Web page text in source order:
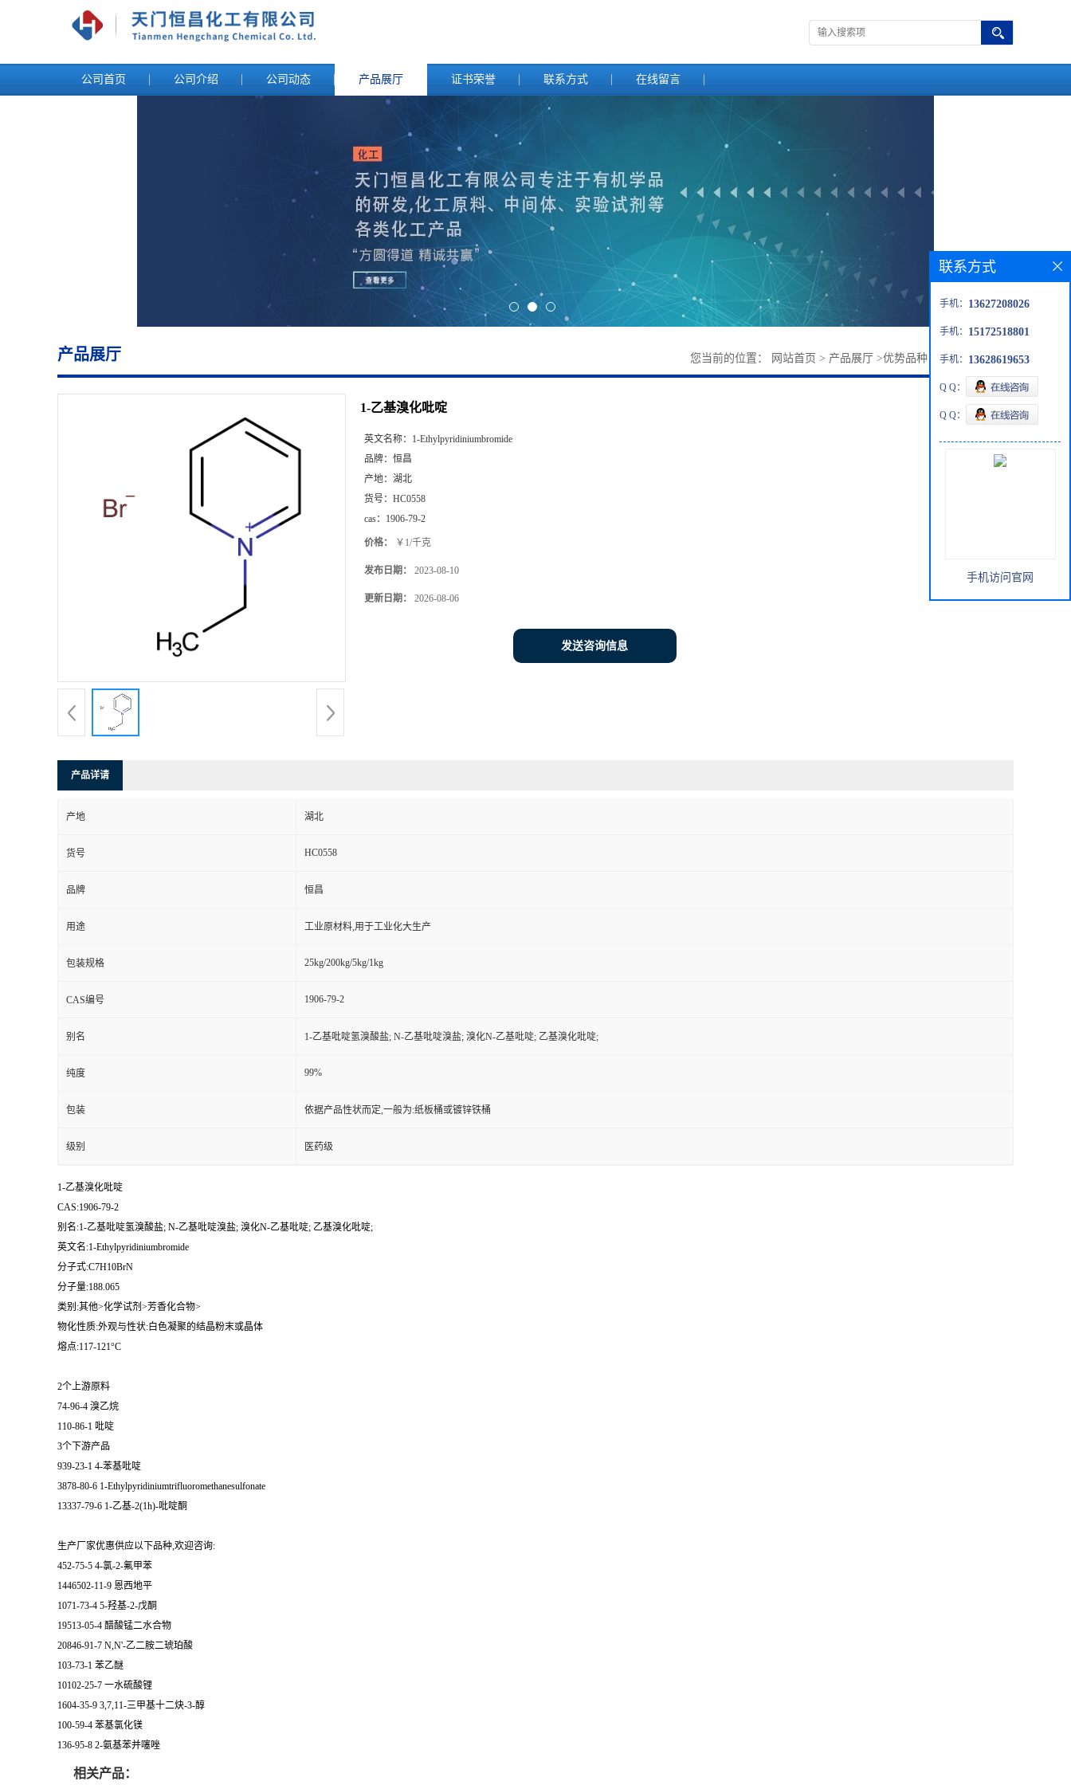
公司首页 公司介绍 公司动态 产品展厅 证书荣誉 联系方式 在线留言
产品展厅 您当前的位置： 网站首页 > 产品展厅 >优势品种 1-乙基溴化吡啶
1-乙基溴化吡啶
英文名称： 1-Ethylpyridiniumbromide
品牌： 恒昌
产地： 湖北
货号： HC0558
cas： 1906-79-2
价格： ￥1/千克
发布日期： 2023-08-10
更新日期： 2026-08-06
发送咨询信息
产品详请
产地 湖北
货号 HC0558
品牌 恒昌
用途 工业原材料,用于工业化大生产
包装规格 25kg/200kg/5kg/1kg
CAS编号 1906-79-2
别名 1-乙基吡啶氢溴酸盐; N-乙基吡啶溴盐; 溴化N-乙基吡啶; 乙基溴化吡啶;
纯度 99%
包装 依据产品性状而定,一般为:纸板桶或镀锌铁桶
级别 医药级
1-乙基溴化吡啶
CAS:1906-79-2
别名:1-乙基吡啶氢溴酸盐; N-乙基吡啶溴盐; 溴化N-乙基吡啶; 乙基溴化吡啶;
英文名:1-Ethylpyridiniumbromide
分子式:C7H10BrN
分子量:188.065
类别:其他>化学试剂>芳香化合物>
物化性质:外观与性状:白色凝聚的结晶粉末或晶体
熔点:117-121°C
2个上游原料
74-96-4 溴乙烷
110-86-1 吡啶
3个下游产品
939-23-1 4-苯基吡啶
3878-80-6 1-Ethylpyridiniumtrifluoromethanesulfonate
13337-79-6 1-乙基-2(1h)-吡啶酮
生产厂家优惠供应以下品种,欢迎咨询:
452-75-5 4-氯-2-氟甲苯
1446502-11-9 恩西地平
1071-73-4 5-羟基-2-戊酮
19513-05-4 醋酸锰二水合物
20846-91-7 N,N'-乙二胺二琥珀酸
103-73-1 苯乙醚
10102-25-7 一水硫酸锂
1604-35-9 3,7,11-三甲基十二炔-3-醇
100-59-4 苯基氯化镁
136-95-8 2-氨基苯并噻唑
相关产品：
联系方式
手机： 13627208026
手机： 15172518801
手机： 13628619653
Q Q：
Q Q：
手机访问官网